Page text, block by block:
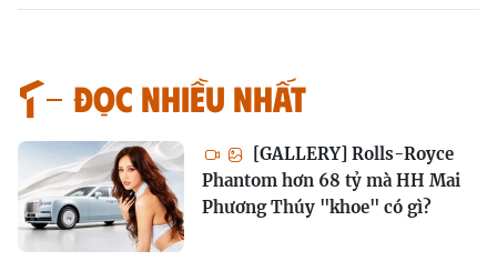
Đọc nhiều nhất
[GALLERY] Rolls-Royce
Phantom hơn 68 tỷ mà HH Mai
Phương Thúy "khoe" có gì?